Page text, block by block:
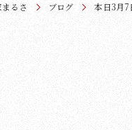
るさ ブログ 本日3月7